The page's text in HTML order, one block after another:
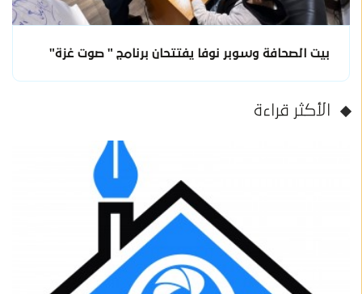
بيت الصحافة وسوبر نوفا يفتتحان برنامج " صوت غزة"
الأكثر قراءة